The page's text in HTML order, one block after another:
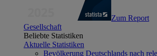
Zum Report
Gesellschaft
Beliebte Statistiken
Aktuelle Statistiken
Bevölkerung Deutschlands nach